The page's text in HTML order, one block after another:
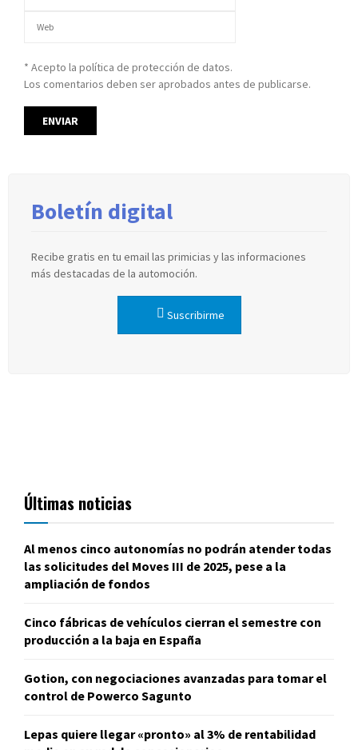
* Acepto la política de protección de datos.
Los comentarios deben ser aprobados antes de publicarse.
Boletín digital
Recibe gratis en tu email las primicias y las informaciones
más destacadas de la automoción.
Suscribirme
Últimas noticias
Al menos cinco autonomías no podrán atender todas
las solicitudes del Moves III de 2025, pese a la
ampliación de fondos
Cinco fábricas de vehículos cierran el semestre con
producción a la baja en España
Gotion, con negociaciones avanzadas para tomar el
control de Powerco Sagunto
Lepas quiere llegar «pronto» al 3% de rentabilidad